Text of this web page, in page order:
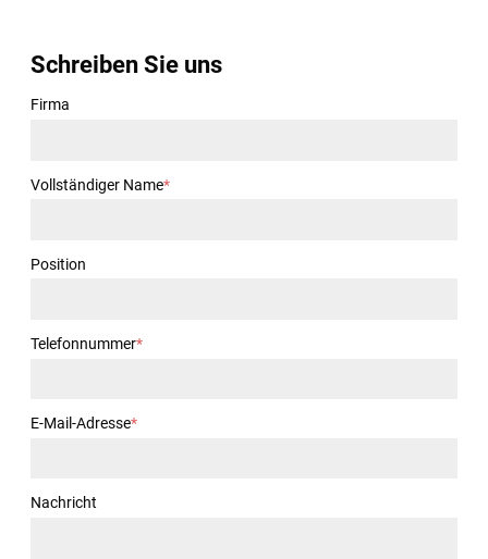
Schreiben Sie uns
Firma
Vollständiger Name*
Position
Telefonnummer*
E-Mail-Adresse*
Nachricht